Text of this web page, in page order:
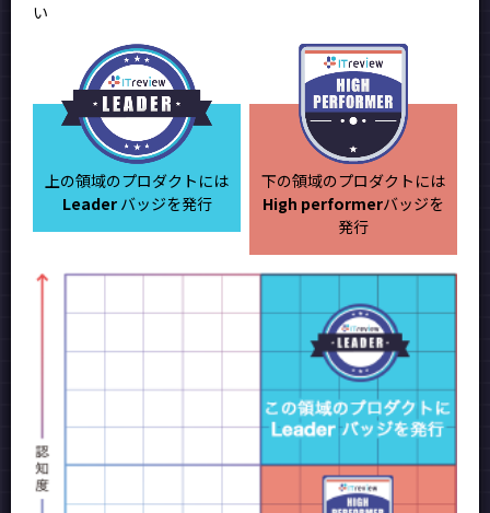
い
上の領域のプロダクトには
Leaderバッジを発行
下の領域のプロダクトには
High performerバッジを
発行